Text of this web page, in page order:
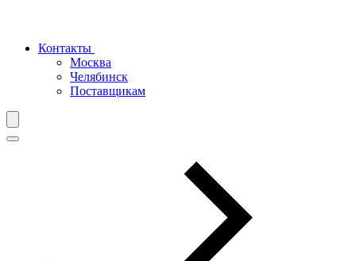
Контакты
Москва
Челябинск
Поставщикам